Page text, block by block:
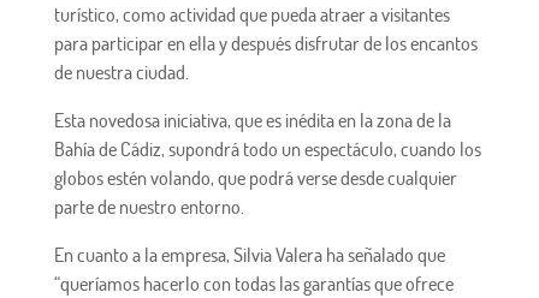
turístico, como actividad que pueda atraer a visitantes
para participar en ella y después disfrutar de los encantos
de nuestra ciudad.
Esta novedosa iniciativa, que es inédita en la zona de la
Bahía de Cádiz, supondrá todo un espectáculo, cuando los
globos estén volando, que podrá verse desde cualquier
parte de nuestro entorno.
En cuanto a la empresa, Silvia Valera ha señalado que
“queríamos hacerlo con todas las garantías que ofrece